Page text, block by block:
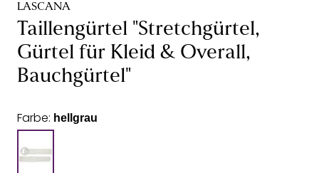
LASCANA
Taillengürtel "Stretchgürtel,
Gürtel für Kleid & Overall,
Bauchgürtel"
Farbe: hellgrau